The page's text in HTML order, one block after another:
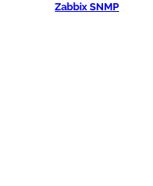
Zabbix SNMP